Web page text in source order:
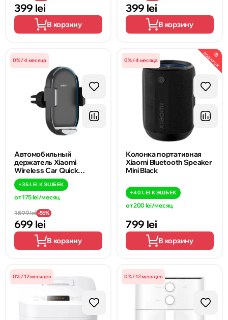
399 lei
В корзину
399 lei
В корзину
0% / 4 месяца
Автомобильный
держатель Xiaomi
Wireless Car Quick
Charger Stands 50W
+35 LEI КЭШБЕК
от 175 lei/месяц
699 lei
1 599 lei -56%
В корзину
ПОДАРОК
0% / 4 месяца
Колонка портативная
Xiaomi Bluetooth Speaker
Mini Black
+40 LEI КЭШБЕК
от 200 lei/месяц
799 lei
В корзину
0% / 12 месяцев 0% / 12 месяцев